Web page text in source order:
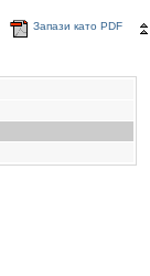
Запази като PDF